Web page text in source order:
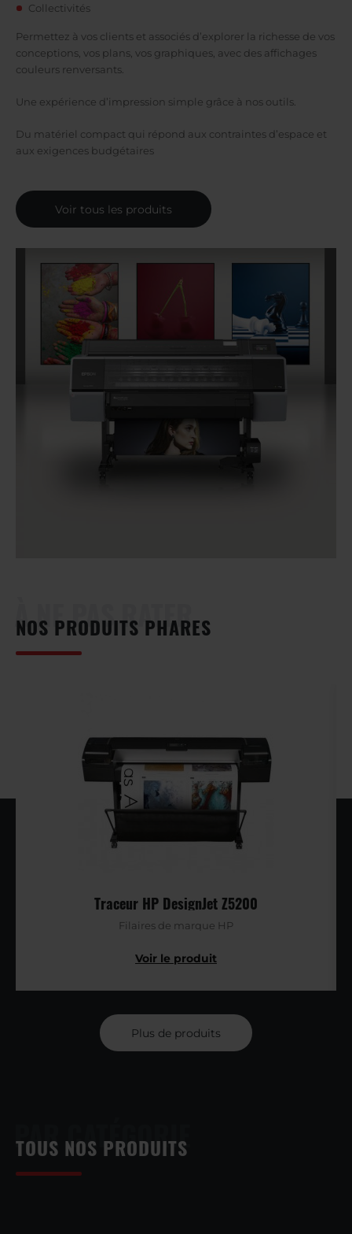
Collectivités
Permettez à vos clients et associés d’explorer la richesse de vos
conceptions, vos plans, vos graphiques, avec des affichages
couleurs renversants.
Une expérience d’impression simple grâce à nos outils.
Du matériel compact qui répond aux contraintes d’espace et
aux exigences budgétaires
Voir tous les produits
À NE PAS RATER
NOS PRODUITS PHARES
Filaires de marque HP
Traceur HP DesignJet Z5200
Plus de produits
PAR CATÉGORIE
TOUS NOS PRODUITS